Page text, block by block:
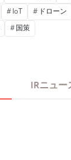
IoT ドローン
国策
IRニュー